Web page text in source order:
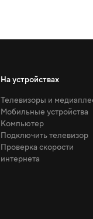
На устройствах
Телевизоры и
Мобильные устройства
Компьютер
Подключить телевизор
Проверка скорости
интернета